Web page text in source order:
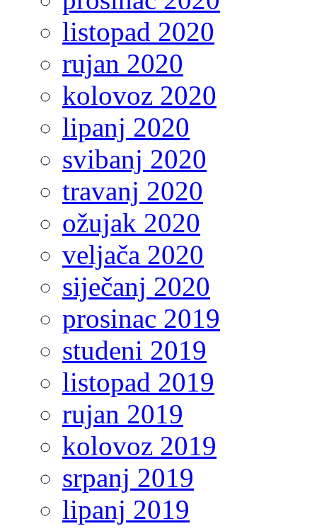
listopad 2020
rujan 2020
kolovoz 2020
lipanj 2020
svibanj 2020
travanj 2020
ožujak 2020
veljača 2020
siječanj 2020
prosinac 2019
studeni 2019
listopad 2019
rujan 2019
kolovoz 2019
srpanj 2019
lipanj 2019